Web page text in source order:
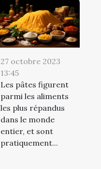
27 octobre 2023
13:45
Les pâtes figurent
parmi les aliments
les plus répandus
dans le monde
entier, et sont
pratiquement...